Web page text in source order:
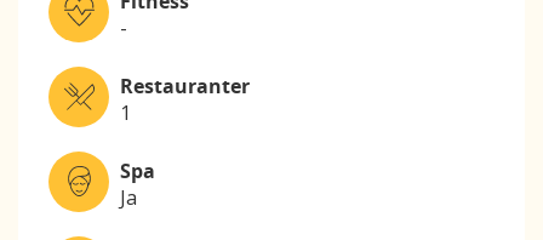
-
Restauranter
1
Spa
Ja